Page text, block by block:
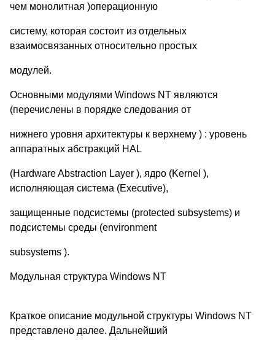
чем монолитная )операционную
систему, которая состоит из отдельных
взаимосвязанных относительно простых
модулей.
Основными модулями Windows NT являются
(перечислены в порядке следования от
нижнего уровня архитектуры к верхнему ) : уровень
аппаратных абстракций HAL
(Hardware Abstraction Layer ), ядро (Kernel ),
исполняющая система (Executive),
защищенные подсистемы (protected subsystems) и
подсистемы среды (environment
subsystems ).
Модульная структура Windows NT
Краткое описание модульной структуры Windows NT
представлено далее. Дальнейший